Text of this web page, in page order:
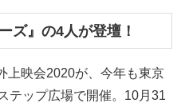
ズ』の4人が登壇！
映会2020が、今年も東京
テップ広場で開催。10月31